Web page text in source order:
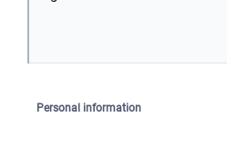
Personal information